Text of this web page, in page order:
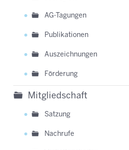
AG-Tagungen
Publikationen
Auszeichnungen
Förderung
Mitgliedschaft
Satzung
Nachrufe